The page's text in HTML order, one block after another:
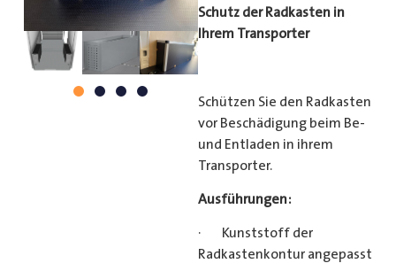
Schutz der Radkasten in
Ihrem Transporter
Schützen Sie den Radkasten
vor Beschädigung beim Be-
und Entladen in ihrem
Transporter.
Ausführungen:
· Kunststoff der
Radkastenkontur angepasst